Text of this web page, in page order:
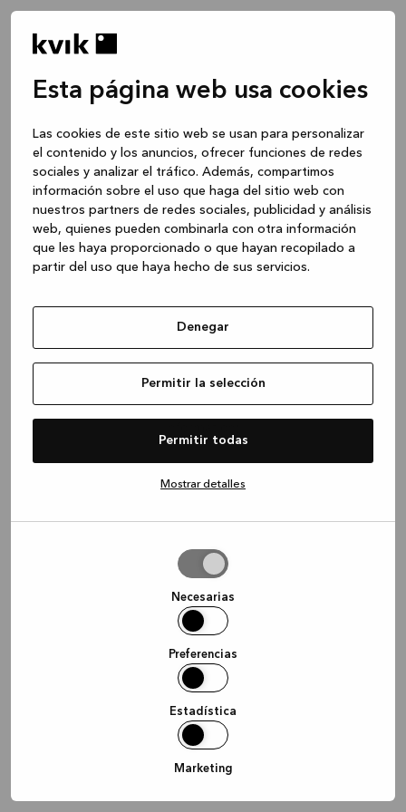
Esta página web usa cookies
Las cookies de este sitio web se usan para personalizar
el contenido y los anuncios, ofrecer funciones de redes
sociales y analizar el tráfico. Además, compartimos
información sobre el uso que haga del sitio web con
nuestros partners de redes sociales, publicidad y análisis
web, quienes pueden combinarla con otra información
que les haya proporcionado o que hayan recopilado a
partir del uso que haya hecho de sus servicios.
Denegar
Permitir la selección
Permitir todas
Mostrar detalles
Necesarias
Preferencias
Estadística
Marketing
Application error: a client-side exception has occurred
loadingwww.kvik.es (see the browser console for more